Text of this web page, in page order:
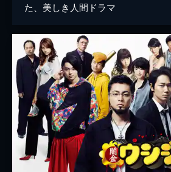
た、美しき人間ドラマ